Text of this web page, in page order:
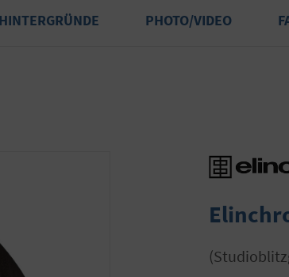
HINTERGRÜNDE PHOTO/VIDEO